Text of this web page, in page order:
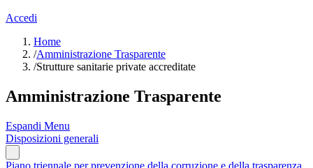
Accedi
Home
/Amministrazione Trasparente
/Strutture sanitarie private accreditate
Amministrazione Trasparente
Espandi Menu
Disposizioni generali
Piano triennale per prevenzione della corruzione e della trasparenza